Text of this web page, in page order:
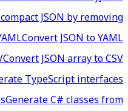
JSON by removing
Convert JSON to YAML
Convert JSON array to CSV
TypeScript interfaces
Generate C# classes from